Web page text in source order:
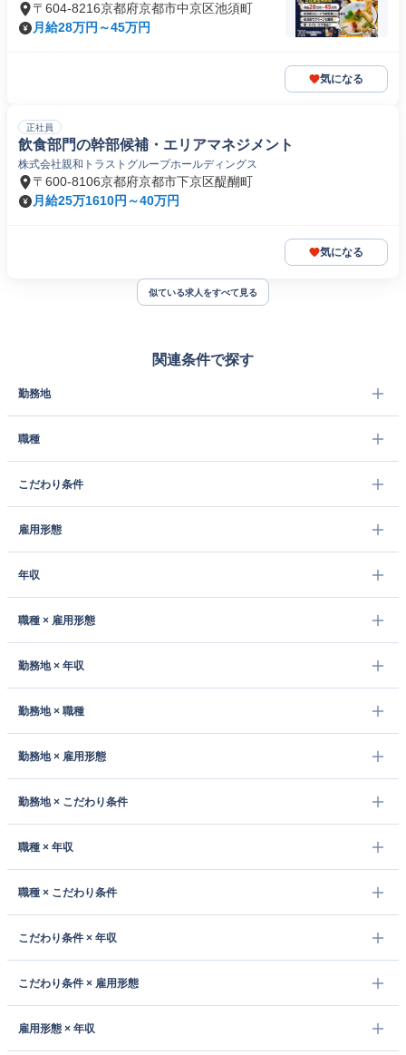
〒604-8216京都府京都市中京区池須町
月給28万円～45万円
気になる
正社員
飲食部門の幹部候補・エリアマネジメント
株式会社親和トラストグループホールディングス
〒600-8106京都府京都市下京区醍醐町
月給25万1610円～40万円
気になる
似ている求人をすべて見る
関連条件で探す
勤務地
職種
こだわり条件
雇用形態
年収
職種 × 雇用形態
勤務地 × 年収
勤務地 × 職種
勤務地 × 雇用形態
勤務地 × こだわり条件
職種 × 年収
職種 × こだわり条件
こだわり条件 × 年収
こだわり条件 × 雇用形態
雇用形態 × 年収